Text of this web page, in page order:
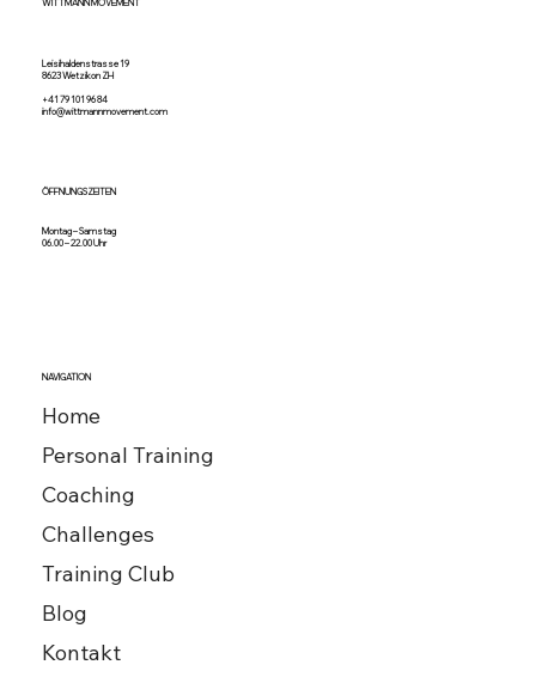
WITTMANN MOVEMENT
Leisihaldenstrasse 19
8623 Wetzikon ZH
+41 79 101 96 84
info@wittmannmovement.com
ÖFFNUNGSZEITEN
Montag – Samstag
06.00 – 22.00 Uhr
Home
Personal Training
Coaching
Challenges
Training Club
Blog
Kontakt
NAVIGATION